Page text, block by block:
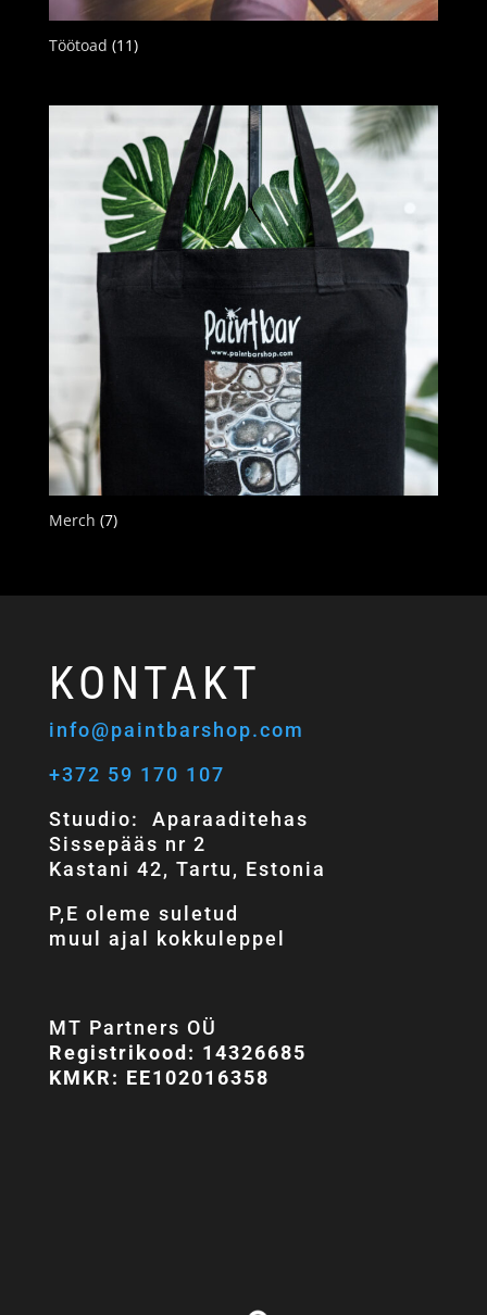
Töötoad (11)
Merch (7)
KONTAKT
info@paintbarshop.com
+372 59 170 107
Stuudio: Aparaaditehas
Sissepääs nr 2
Kastani 42, Tartu, Estonia
P,E oleme suletud
muul ajal kokkuleppel
MT Partners OÜ
Registrikood: 14326685
KMKR: EE102016358